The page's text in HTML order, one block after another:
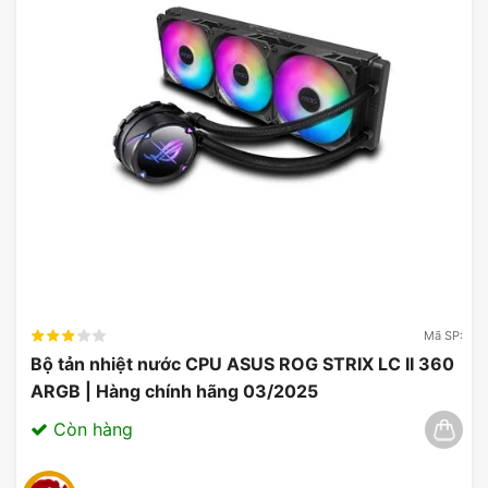
Công nghệ PCIe NVMe cho phép truyền tải dữ liệu
song song, giảm thiểu thời gian chờ đợi.
Thiết kế tối ưu hóa độ bền và hiệu quả nhiệt, kéo
dài tuổi thọ sản phẩm.
Giải pháp lưu trữ lý tưởng cho game thủ và những
Mã SP:
Bộ tản nhiệt nước CPU ASUS ROG STRIX LC II 360
ARGB | Hàng chính hãng 03/2025
Còn hàng